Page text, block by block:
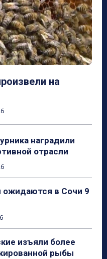
на
наградили
отрасли
в Сочи 9
изъяли более
рыбы